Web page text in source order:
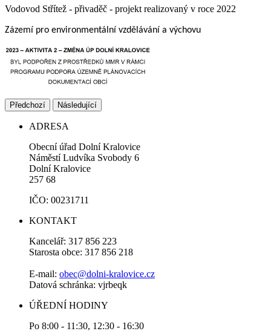
Vodovod Střítež - přivaděč - projekt realizovaný v roce 2022
Zázemí pro environmentální vzdělávání a výchovu
Předchozí Následující
ADRESA
Obecní úřad Dolní Kralovice
Náměstí Ludvíka Svobody 6
Dolní Kralovice
257 68
IČO: 00231711
KONTAKT
Kancelář: 317 856 223
Starosta obce: 317 856 218
E-mail: obec@dolni-kralovice.cz
Datová schránka: vjrbeqk
ÚŘEDNÍ HODINY
Po 8:00 - 11:30, 12:30 - 16:30